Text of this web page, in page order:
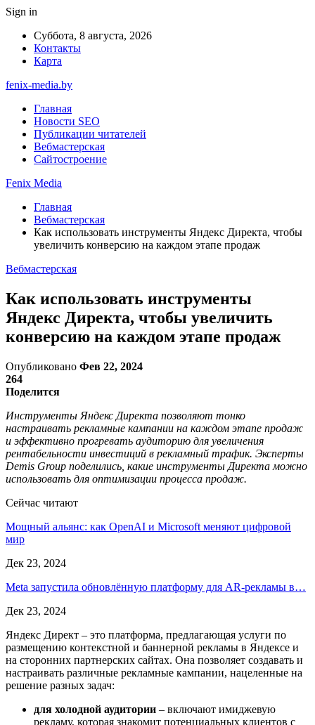
Sign in
Суббота, 8 августа, 2026
Контакты
Карта
fenix-media.by
Главная
Новости SEO
Публикации читателей
Вебмастерская
Сайтостроение
Fenix Media
Главная
Вебмастерская
Как использовать инструменты Яндекс Директа, чтобы
увеличить конверсию на каждом этапе продаж
Вебмастерская
Как использовать инструменты
Яндекс Директа, чтобы увеличить
конверсию на каждом этапе продаж
Опубликовано Фев 22, 2024
264
Поделится
Инструменты Яндекс Директа позволяют тонко
настраивать рекламные кампании на каждом этапе продаж
и эффективно прогревать аудиторию для увеличения
рентабельности инвестиций в рекламный трафик. Эксперты
Demis Group поделились, какие инструменты Директа можно
использовать для оптимизации процесса продаж.
Сейчас читают
Мощный альянс: как OpenAI и Microsoft меняют цифровой
мир
Дек 23, 2024
Meta запустила обновлённую платформу для AR-рекламы в…
Дек 23, 2024
Яндекс Директ – это платформа, предлагающая услуги по
размещению контекстной и баннерной рекламы в Яндексе и
на сторонних партнерских сайтах. Она позволяет создавать и
настраивать различные рекламные кампании, нацеленные на
решение разных задач:
для холодной аудитории – включают имиджевую
рекламу, которая знакомит потенциальных клиентов с